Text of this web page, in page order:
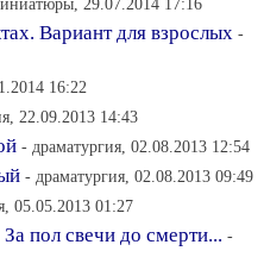
Вариант для взрослых -
16:22
22.09.2013 14:43
- драматургия, 02.08.2013 12:54
- драматургия, 02.08.2013 09:49
05.05.2013 01:27
пол свечи до смерти... -